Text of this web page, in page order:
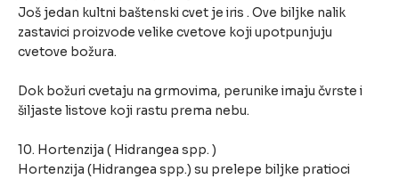
Još jedan kultni baštenski cvet je iris . Ove biljke nalik
zastavici proizvode velike cvetove koji upotpunjuju
cvetove božura.
Dok božuri cvetaju na grmovima, perunike imaju čvrste i
šiljaste listove koji rastu prema nebu.
10. Hortenzija ( Hidrangea spp. )
Hortenzija (Hidrangea spp.) su prelepe biljke pratioci